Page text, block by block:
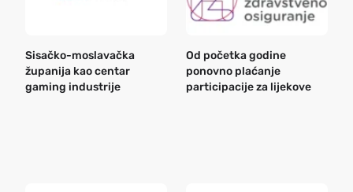
Sisačko-moslavačka
županija kao centar
gaming industrije
Od početka godine
ponovno plaćanje
participacije za lijekove